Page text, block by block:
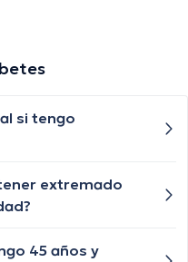
si tengo
extremado
45 años y